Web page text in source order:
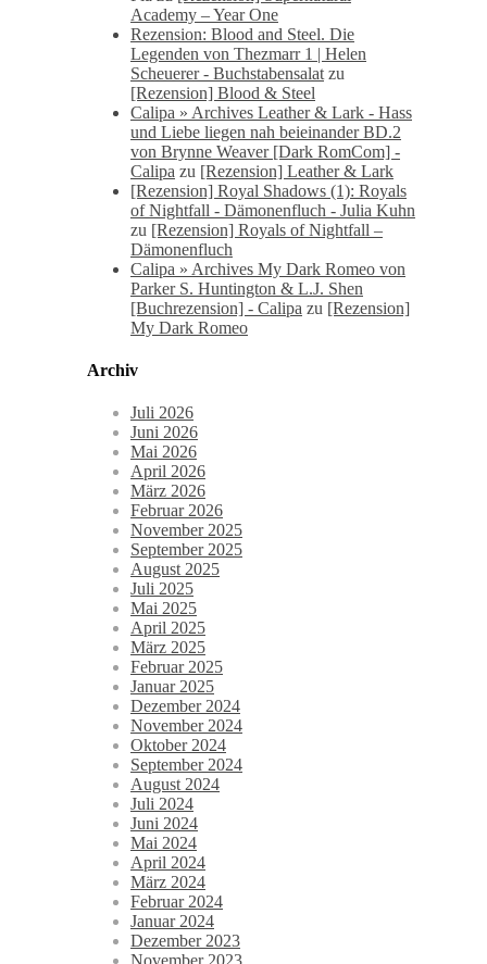
Academy – Year One
Rezension: Blood and Steel. Die
Legenden von Thezmarr 1 | Helen
Scheuerer - Buchstabensalat zu
[Rezension] Blood & Steel
Calipa » Archives Leather & Lark - Hass
und Liebe liegen nah beieinander BD.2
von Brynne Weaver [Dark RomCom] -
Calipa zu [Rezension] Leather & Lark
[Rezension] Royal Shadows (1): Royals
of Nightfall - Dämonenfluch - Julia Kuhn
zu [Rezension] Royals of Nightfall –
Dämonenfluch
Calipa » Archives My Dark Romeo von
Parker S. Huntington & L.J. Shen
[Buchrezension] - Calipa zu [Rezension]
My Dark Romeo
Archiv
Juli 2026
Juni 2026
Mai 2026
April 2026
März 2026
Februar 2026
November 2025
September 2025
August 2025
Juli 2025
Mai 2025
April 2025
März 2025
Februar 2025
Januar 2025
Dezember 2024
November 2024
Oktober 2024
September 2024
August 2024
Juli 2024
Juni 2024
Mai 2024
April 2024
März 2024
Februar 2024
Januar 2024
Dezember 2023